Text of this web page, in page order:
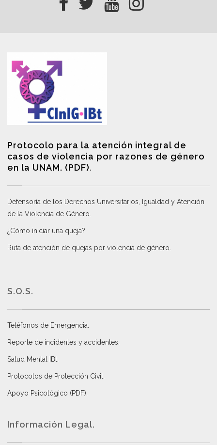
Protocolo para la atención integral de
casos de violencia por razones de género
en la UNAM. (PDF).
Defensoría de los Derechos Universitarios, Igualdad y Atención
de la Violencia de Género
¿Cómo iniciar una queja?
Ruta de atención de quejas por violencia de género
S.O.S.
Teléfonos de Emergencia.
Reporte de incidentes y accidentes
Salud Mental IBt
Protocolos de Protección Civil
Apoyo Psicológico (PDF)
Información Legal.